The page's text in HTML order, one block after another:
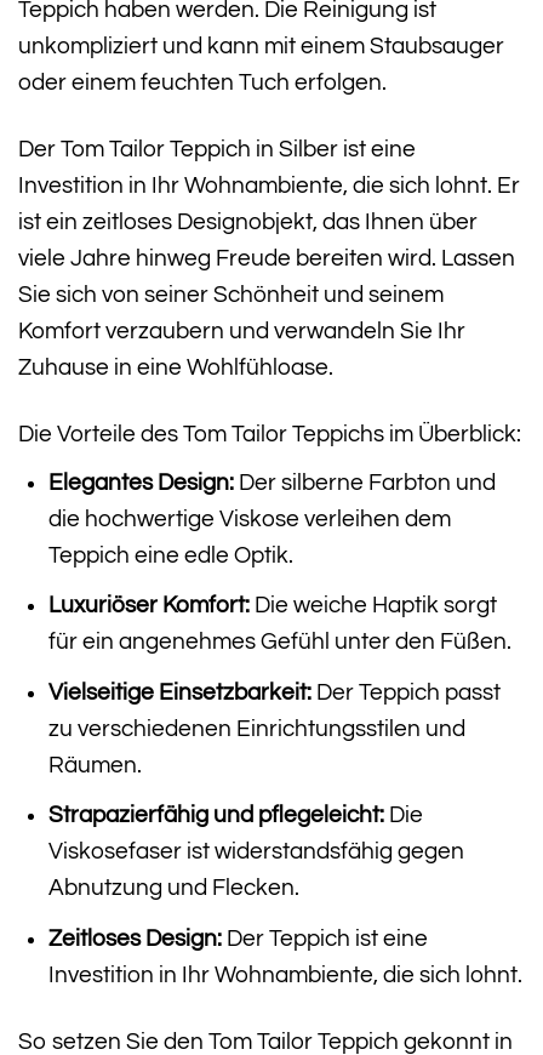
Teppich haben werden. Die Reinigung ist
unkompliziert und kann mit einem Staubsauger
oder einem feuchten Tuch erfolgen.
Der Tom Tailor Teppich in Silber ist eine
Investition in Ihr Wohnambiente, die sich lohnt. Er
ist ein zeitloses Designobjekt, das Ihnen über
viele Jahre hinweg Freude bereiten wird. Lassen
Sie sich von seiner Schönheit und seinem
Komfort verzaubern und verwandeln Sie Ihr
Zuhause in eine Wohlfühloase.
Die Vorteile des Tom Tailor Teppichs im Überblick:
Elegantes Design:Der silberne Farbton und
die hochwertige Viskose verleihen dem
Teppich eine edle Optik.
Luxuriöser Komfort:Die weiche Haptik sorgt
für ein angenehmes Gefühl unter den Füßen.
Vielseitige Einsetzbarkeit:Der Teppich passt
zu verschiedenen Einrichtungsstilen und
Räumen.
Strapazierfähig und pflegeleicht:Die
Viskosefaser ist widerstandsfähig gegen
Abnutzung und Flecken.
Zeitloses Design:Der Teppich ist eine
Investition in Ihr Wohnambiente, die sich lohnt.
So setzen Sie den Tom Tailor Teppich gekonnt in